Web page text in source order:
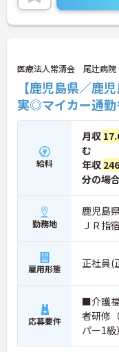
ご興味のある方には、
に詳細をお話しいたし
医療法人常清会 尾辻病院
【鹿児島県／鹿
実◎マイカー通
給料
月収
む
年収
分の場合
勤務地
鹿児島
ＪＲ指
雇用形態 正社員(
応募要件
■介護
者研修
パー1
経験も